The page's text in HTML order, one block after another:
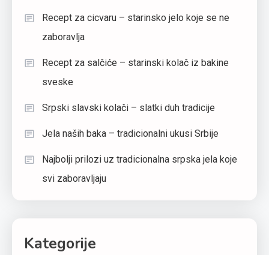
Recept za cicvaru – starinsko jelo koje se ne
zaboravlja
Recept za salčiće – starinski kolač iz bakine
sveske
Srpski slavski kolači – slatki duh tradicije
Jela naših baka – tradicionalni ukusi Srbije
Najbolji prilozi uz tradicionalna srpska jela koje
svi zaboravljaju
Kategorije